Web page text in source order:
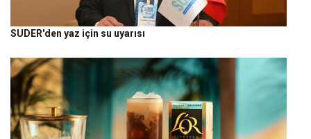
SUDER'den yaz için su uyarısı